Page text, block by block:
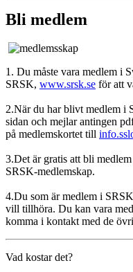
Bli medlem
1. Du måste vara medlem i
SRSK, www.srsk.se för att
2.När du har blivt medlem i
sidan och mejlar antingen
på medlemskortet till
3.Det är gratis att bli
SRSK-medlemskap.
4.Du som är medlem i
vill tillhöra. Du kan vara
komma i kontakt med de
Vad kostar det?